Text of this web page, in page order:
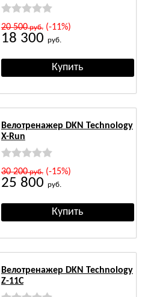
20 500руб.(-11%)
18 300 руб.
Велотренажер DKN Technology
X-Run
30 200руб.(-15%)
25 800 руб.
Велотренажер DKN Technology
Z-11C